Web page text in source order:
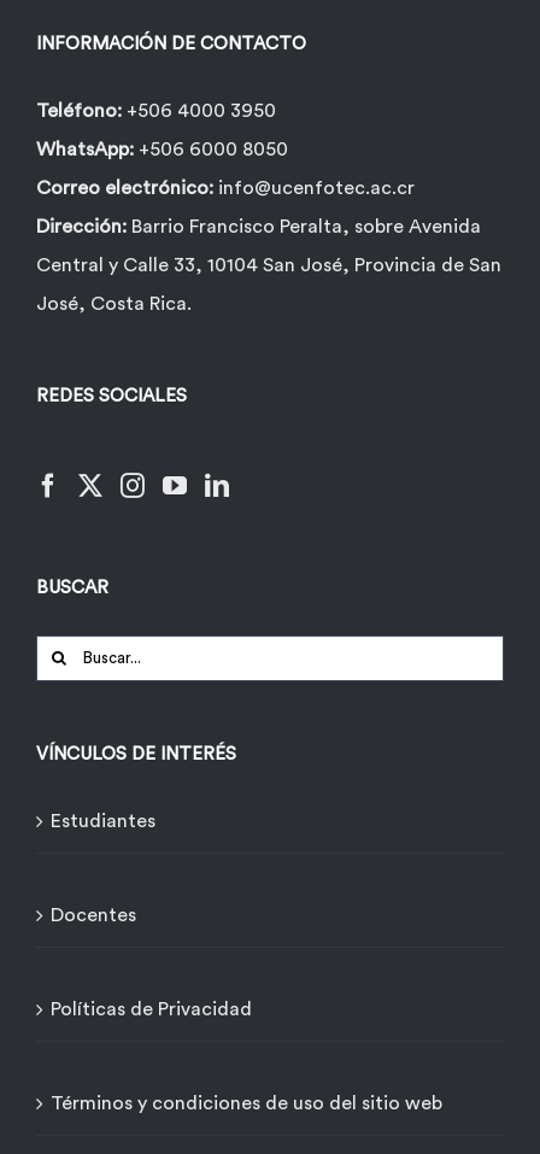
INFORMACIÓN DE CONTACTO
Teléfono: +506 4000 3950
WhatsApp: +506 6000 8050
Correo electrónico: info@ucenfotec.ac.cr
Dirección: Barrio Francisco Peralta, sobre Avenida
Central y Calle 33, 10104 San José, Provincia de San
José, Costa Rica.
REDES SOCIALES
BUSCAR
Buscar:
VÍNCULOS DE INTERÉS
Estudiantes
Docentes
Políticas de Privacidad
Términos y condiciones de uso del sitio web